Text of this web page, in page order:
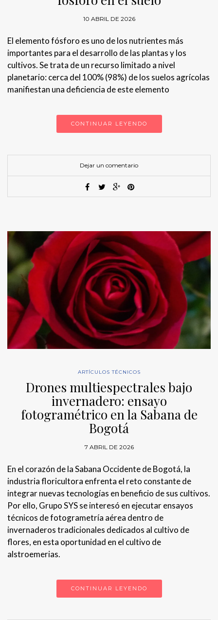
10 ABRIL DE 2026
El elemento fósforo es uno de los nutrientes más
importantes para el desarrollo de las plantas y los
cultivos. Se trata de un recurso limitado a nivel
planetario: cerca del 100% (98%) de los suelos agrícolas
manifiestan una deficiencia de este elemento
CONTINUAR LEYENDO
Dejar un comentario
ARTÍCULOS TÉCNICOS
Drones multiespectrales bajo
invernadero: ensayo
fotogramétrico en la Sabana de
Bogotá
7 ABRIL DE 2026
En el corazón de la Sabana Occidente de Bogotá, la
industria floricultora enfrenta el reto constante de
integrar nuevas tecnologías en beneficio de sus cultivos.
Por ello, Grupo SYS se interesó en ejecutar ensayos
técnicos de fotogrametría aérea dentro de
invernaderos tradicionales dedicados al cultivo de
flores, en esta oportunidad en el cultivo de
alstroemerias.
CONTINUAR LEYENDO